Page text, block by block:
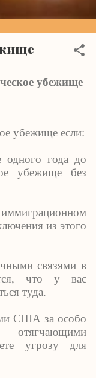
убежище
убежище если:
года до
убежище без
из этого
связями в
что у вас
туда.
США за особо
отягчающими
угрозу для